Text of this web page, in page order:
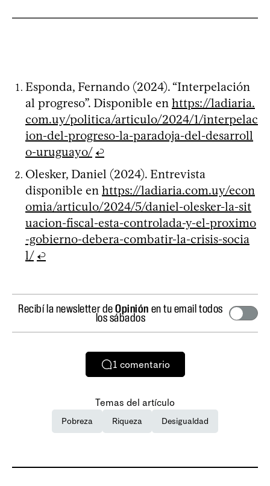
Esponda, Fernando (2024). “Interpelación
al progreso”. Disponible en https://ladiaria.
com.uy/politica/articulo/2024/1/interpelac
ion-del-progreso-la-paradoja-del-desarroll
o-uruguayo/ ↩
Olesker, Daniel (2024). Entrevista
disponible en https://ladiaria.com.uy/econ
omia/articulo/2024/5/daniel-olesker-la-sit
uacion-fiscal-esta-controlada-y-el-proximo
-gobierno-debera-combatir-la-crisis-socia
l/ ↩
Recibí la newsletter deOpinión en tu email todos
los sábados
1 comentario
Temas del artículo
Pobreza Riqueza Desigualdad